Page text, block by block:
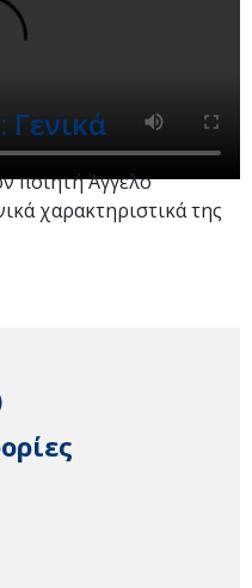
Γενικά
ποιητή Άγγελο
χαρακτηριστικά της